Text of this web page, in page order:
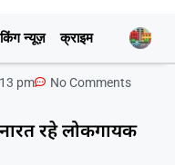
न्यूज़ क्राइम
pm No Comments
रहे लोकगायक